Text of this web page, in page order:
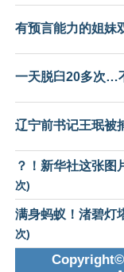
有预言能力的姐妹
一天脱臼20多次…
辽宁前书记王珉被
？！新华社这张图
次)
满身蚂蚁！渚碧灯
次)